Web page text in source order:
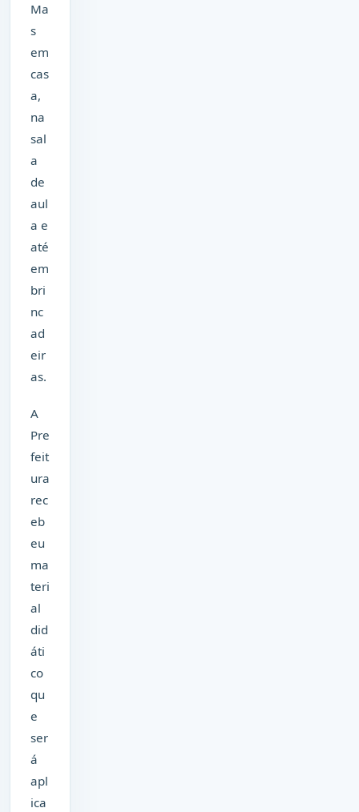
Ma
s
em
cas
a,
na
sal
a
de
aul
a e
até
em
bri
nc
ad
eir
as.
A
Pre
feit
ura
rec
eb
eu
ma
teri
al
did
áti
co
qu
e
ser
á
apl
ica